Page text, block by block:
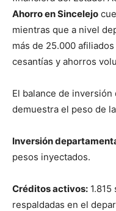
Ahorro en Sincelejo
mientras que a nivel
más de 25.000
cesantías y ahorros
El balance de
demuestra el peso de
Inversión
pesos inyectados.
Créditos activos:
respaldadas en el